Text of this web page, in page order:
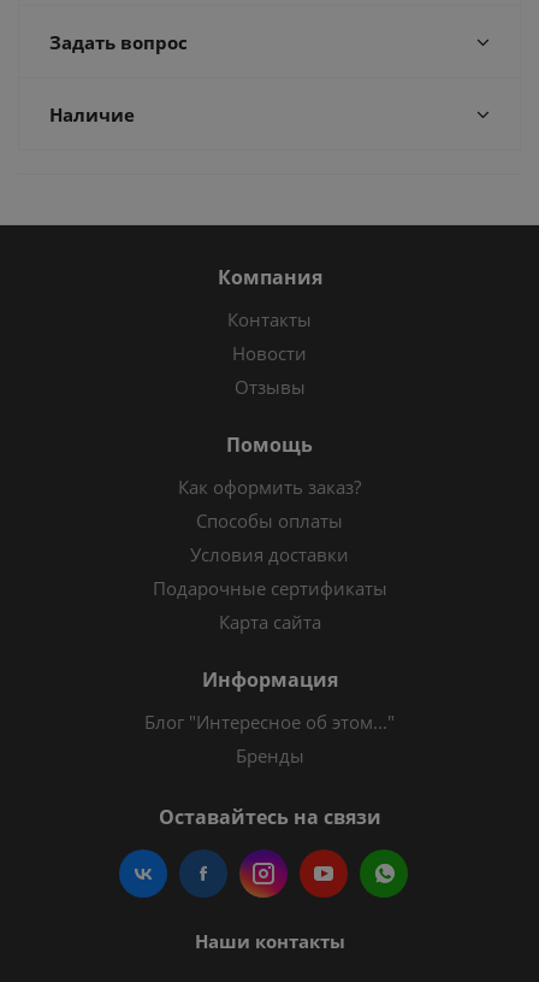
Задать вопрос
Наличие
Компания
Контакты
Новости
Отзывы
Помощь
Как оформить заказ?
Способы оплаты
Условия доставки
Подарочные сертификаты
Карта сайта
Информация
Блог "Интересное об этом..."
Бренды
Оставайтесь на связи
Наши контакты